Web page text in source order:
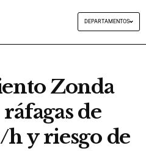
DEPARTAMENTOS
Zonda
de
y riesgo de